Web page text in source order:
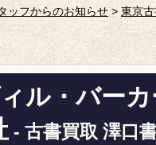
ッフからのお知らせ> 東京
ル・バー
- 古書買取 澤口